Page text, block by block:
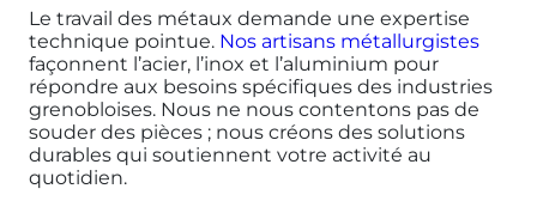
Le travail des métaux demande une expertise
technique pointue. Nos artisans métallurgistes
façonnent l’acier, l’inox et l’aluminium pour
répondre aux besoins spécifiques des industries
grenobloises. Nous ne nous contentons pas de
souder des pièces ; nous créons des solutions
durables qui soutiennent votre activité au
quotidien.